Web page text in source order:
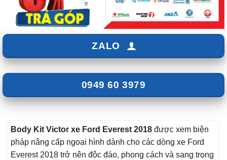
ZALO
0949 60 3979
Body Kit Victor xe Ford Everest 2018 được xem biện
pháp nâng cấp ngoại hình dành cho các dòng xe Ford
Everest 2018 trở nên độc đáo, phong cách và sang trọng